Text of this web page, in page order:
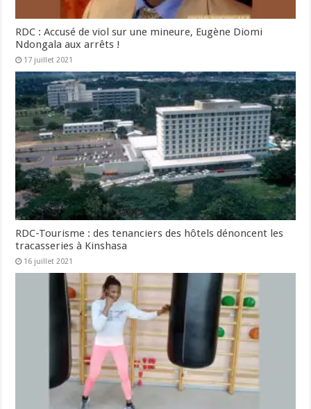
RDC : Accusé de viol sur une mineure, Eugène Diomi
Ndongala aux arrêts !
17 juillet 2021
RDC-Tourisme : des tenanciers des hôtels dénoncent les
tracasseries à Kinshasa
16 juillet 2021